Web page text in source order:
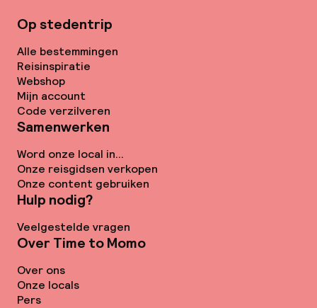
Op stedentrip
Alle bestemmingen
Reisinspiratie
Webshop
Mijn account
Code verzilveren
Samenwerken
Word onze local in...
Onze reisgidsen verkopen
Onze content gebruiken
Hulp nodig?
Veelgestelde vragen
Over Time to Momo
Over ons
Onze locals
Pers